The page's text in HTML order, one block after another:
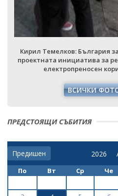
Кирил Темелков: България
проектната инициатива за
електропреносен
ВСИЧКИ
ПРЕДСТОЯЩИ СЪБИТИЯ
Предишен
По Вт Ср Че